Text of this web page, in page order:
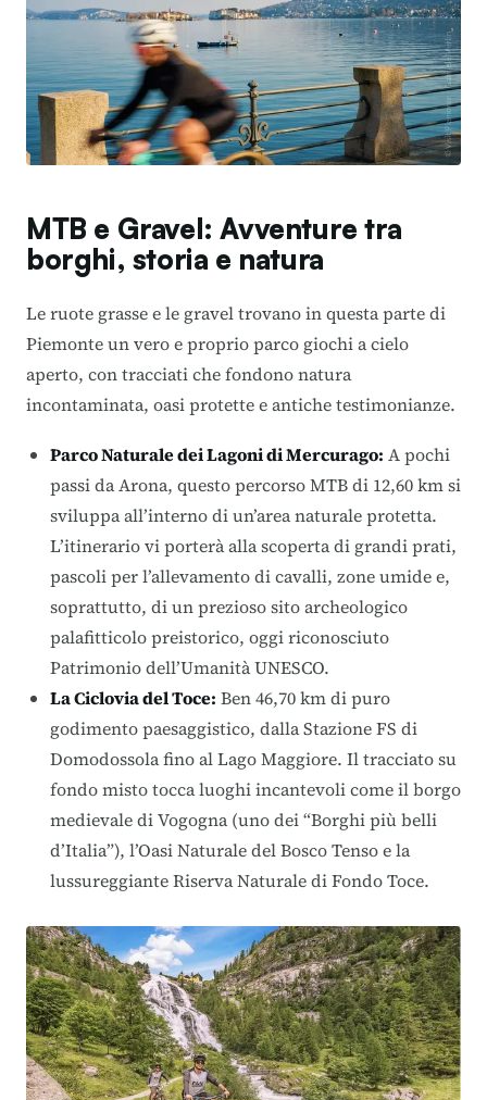
MTB e Gravel: Avventure tra
borghi, storia e natura
Le ruote grasse e le gravel trovano in questa parte di
Piemonte un vero e proprio parco giochi a cielo
aperto, con tracciati che fondono natura
incontaminata, oasi protette e antiche testimonianze.
Parco Naturale dei Lagoni di Mercurago: A pochi
passi da Arona, questo percorso MTB di 12,60 km si
sviluppa all’interno di un’area naturale protetta.
L’itinerario vi porterà alla scoperta di grandi prati,
pascoli per l’allevamento di cavalli, zone umide e,
soprattutto, di un prezioso sito archeologico
palafitticolo preistorico, oggi riconosciuto
Patrimonio dell’Umanità UNESCO.
La Ciclovia del Toce: Ben 46,70 km di puro
godimento paesaggistico, dalla Stazione FS di
Domodossola fino al Lago Maggiore. Il tracciato su
fondo misto tocca luoghi incantevoli come il borgo
medievale di Vogogna (uno dei “Borghi più belli
d’Italia”), l’Oasi Naturale del Bosco Tenso e la
lussureggiante Riserva Naturale di Fondo Toce.